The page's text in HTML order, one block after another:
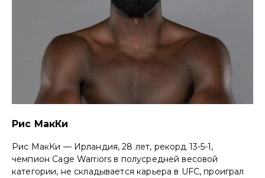
Рис МакКи
Рис МакКи — Ирландия, 28 лет, рекорд 13-5-1,
чемпион Cage Warriors в полусредней весовой
категории, не складывается карьера в UFC, проиграл